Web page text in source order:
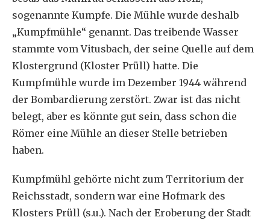
sogenannte Kumpfe. Die Mühle wurde deshalb
„Kumpfmühle“ genannt. Das treibende Wasser
stammte vom Vitusbach, der seine Quelle auf dem
Klostergrund (Kloster Prüll) hatte. Die
Kumpfmühle wurde im Dezember 1944 während
der Bombardierung zerstört. Zwar ist das nicht
belegt, aber es könnte gut sein, dass schon die
Römer eine Mühle an dieser Stelle betrieben
haben.
Kumpfmühl gehörte nicht zum Territorium der
Reichsstadt, sondern war eine Hofmark des
Klosters Prüll (s.u.). Nach der Eroberung der Stadt